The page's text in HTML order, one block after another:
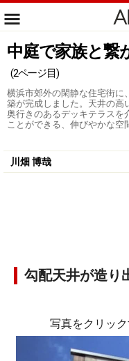
中庭で家族と繋
(2ページ目)
横浜市郊外の閑静な住宅街に
築が完成しました。天井の高
奥行きのあるデッキテラスを
ことができる、伸びやかな空
川畑 博哉
勾配天井が造り
写真をクリッ